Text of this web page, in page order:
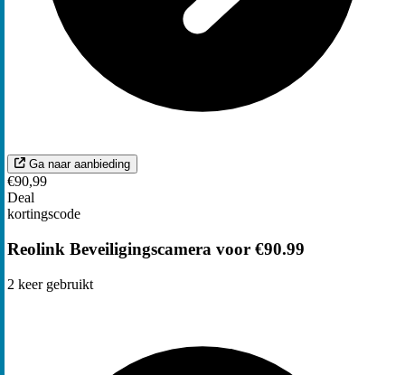
Ga naar aanbieding
€90,99
Deal
kortingscode
Reolink Beveiligingscamera voor €90.99
2 keer gebruikt